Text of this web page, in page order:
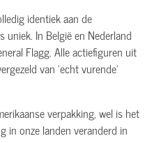
identiek aan de
In België en Nederland
Flagg. Alle actiefiguren uit
van 'echt vurende'
verpakking, wel is het
in onze landen veranderd in